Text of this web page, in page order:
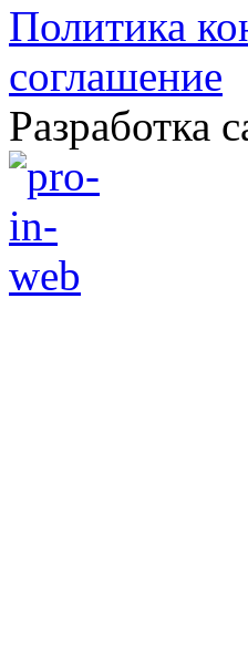
Политика
соглашение
Разработка